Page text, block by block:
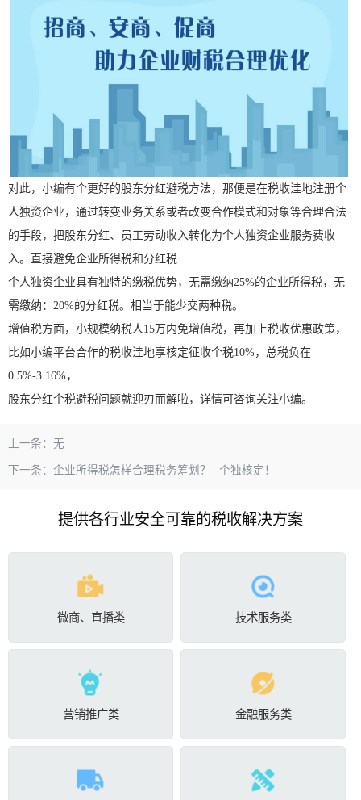
对此，小编有个更好的股东分红避税方法，那便是在税收洼地注册个
人独资企业，通过转变业务关系或者改变合作模式和对象等合理合法
的手段，把股东分红、员工劳动收入转化为个人独资企业服务费收
入。直接避免企业所得税和分红税
个人独资企业具有独特的缴税优势，无需缴纳25%的企业所得税，无
需缴纳：20%的分红税。相当于能少交两种税。
增值税方面，小规模纳税人15万内免增值税，再加上税收优惠政策，
比如小编平台合作的税收洼地享核定征收个税10%，总税负在
0.5%-3.16%，
股东分红个税避税问题就迎刃而解啦，详情可咨询关注小编。
上一条： 无
下一条： 企业所得税怎样合理税务筹划？--个独核定！
提供各行业安全可靠的税收解决方案
微商、直播类 技术服务类
营销推广类 金融服务类